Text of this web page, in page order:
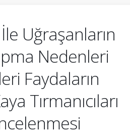
Uğraşanların
Nedenleri
Faydaların
Tırmanıcıları